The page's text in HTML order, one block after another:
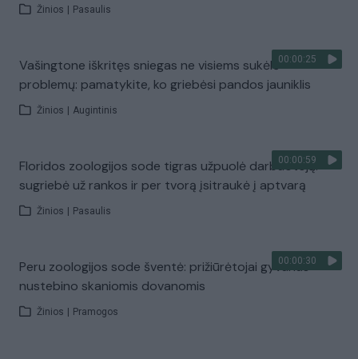
Žinios Pasaulis
00:00:25
Vašingtone iškritęs sniegas ne visiems sukėlė
problemų: pamatykite, ko griebėsi pandos jauniklis
Žinios Augintinis
00:00:59
Floridos zoologijos sode tigras užpuolė darbuotoją:
sugriebė už rankos ir per tvorą įsitraukė į aptvarą
Žinios Pasaulis
00:00:30
Peru zoologijos sode šventė: prižiūrėtojai gyvūnus
nustebino skaniomis dovanomis
Žinios Pramogos